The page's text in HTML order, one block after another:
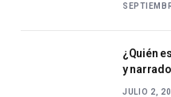
¿Quién
y
través
JULIO 2,